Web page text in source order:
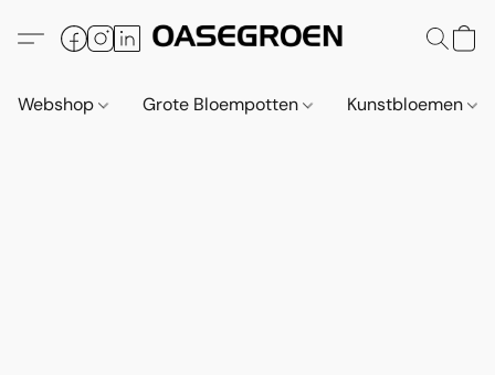
Webshop Grote Bloempotten Kunstbloemen